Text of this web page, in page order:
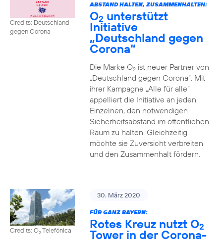
Credits: Deutschland
gegen Corona
ABSTAND HALTEN, ZUSAMMENHALTEN:
O2 unterstützt
Initiative
„Deutschland gegen
Corona“
Die Marke O2ist neuer Partner von
„Deutschland gegen Corona“. Mit
ihrer Kampagne „Alle für alle“
appelliert die Initiative an jeden
Einzelnen, den notwendigen
Sicherheitsabstand im öffentlichen
Raum zu halten. Gleichzeitig
möchte sie Zuversicht verbreiten
und den Zusammenhalt fördern.
Credits: O2Telefónica
30. März 2020
FÜR GANZ BAYERN:
Rotes Kreuz nutzt O2
Tower in der Corona-